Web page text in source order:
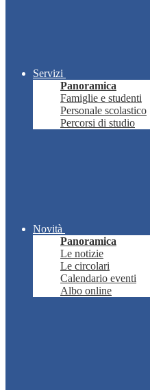
Servizi
Panoramica
Famiglie e studenti
Personale scolastico
Percorsi di studio
Novità
Panoramica
Le notizie
Le circolari
Calendario eventi
Albo online